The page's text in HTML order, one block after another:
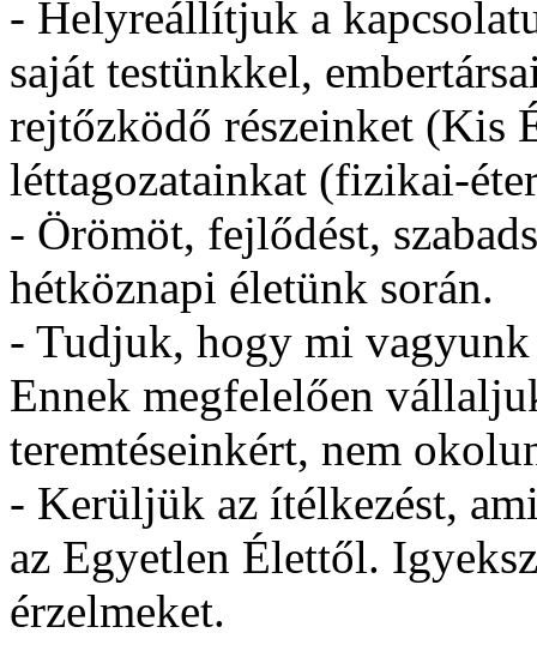
- Helyreállítjuk a
saját testünkkel,
rejtőzködő részeinket (Kis
léttagozatainkat (fizikai-
- Örömöt, fejlődést,
hétköznapi életünk során.
- Tudjuk, hogy mi
Ennek megfelelően
teremtéseinkért, nem
- Kerüljük az ítélkezést,
az Egyetlen Élettől.
érzelmeket.